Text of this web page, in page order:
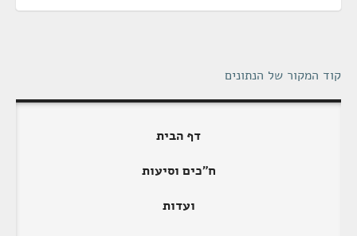
קוד המקור של הנתונים
דף הבית
ח"כים וסיעות
ועדות